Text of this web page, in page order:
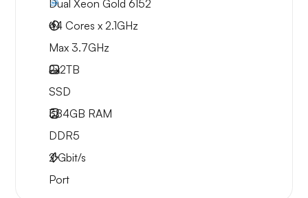
Dual Xeon Gold 6152
44 Cores x 2.1GHz
Max 3.7GHz
2x2TB
SSD
384GB RAM
DDR5
2Gbit/s
Port